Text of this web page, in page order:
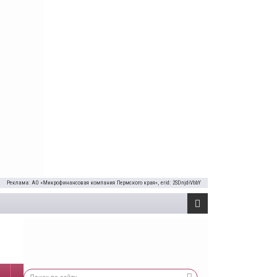
Реклама: АО «Микрофинансовая компания Пермского края», erid: 2SDnjdiVbbY